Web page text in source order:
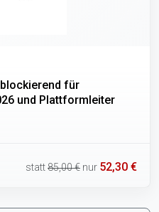
für
und Plattformleiter
statt85,00 € nur 52,30 €